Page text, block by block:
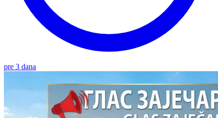
pre 3 dana